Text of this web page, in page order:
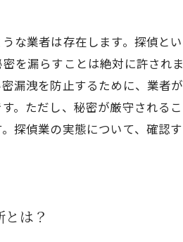
な業者は存在します。探偵と
を漏らすことは絶対に許され
漏洩を防止するために、業者
。ただし、秘密が厳守される
探偵業の実態について、確認
は？